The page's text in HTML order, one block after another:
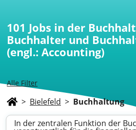
Alle Filter
101 Jobs in der
Buchhalter und
(engl.: Accounting)
> Bielefeld > Buchhaltung
In der zentralen Funktion der